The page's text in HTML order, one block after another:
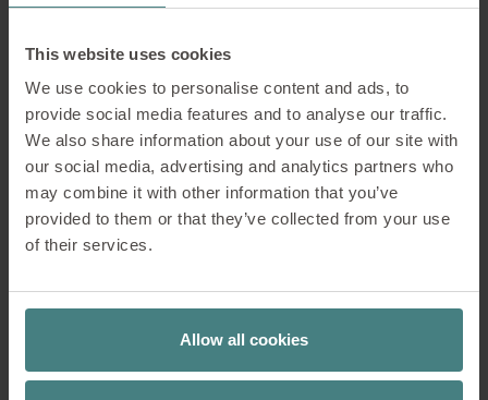
This website uses cookies
We use cookies to personalise content and ads, to
provide social media features and to analyse our traffic.
We also share information about your use of our site with
our social media, advertising and analytics partners who
may combine it with other information that you’ve
provided to them or that they’ve collected from your use
of their services.
Allow all cookies
devient tangible – des
espaces qui inspirent